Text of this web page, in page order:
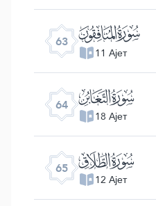
63 ﯬ
11 Ајет
64 ﯭ
18 Ајет
65 ﯮ
12 Ајет